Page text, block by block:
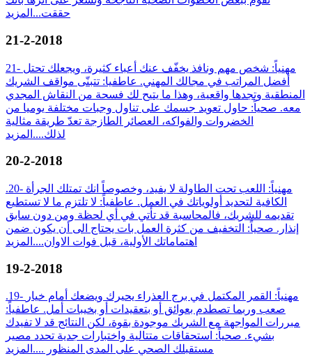
حققت... المزيد
21-2-2018
21- مهنياً: شخص مهم ونافذ يخفّف عنك أعباء كثيرة، ويجعلك تحتل
أفضل المراتب في مجالك المهني. عاطفيا: تتبنّى مواقف الشريك
المنطقية وتجدها واقعية، وهذا ما يتيح لك فسحة من النقاش المجدي
معه. صحياً: حاول تعويد جسمك على تناول وجبات مختلفة يوميا من
الخضروات والفواكه، العصائر الطازجة تعدّ طريقة مثالية
لذلك.... المزيد
20-2-2018
.20- مهنياً: اللعب تحت الطاولة لا يفيد، وخصوصاً انك تمتلك الجرأة
الكافية لتحديد أولوياتك في العمل. عاطفياً: لا تلتزم ما لا تستطيع
تقديمه للشريك، فالمحاسبة قد تأتي في أي لحظة ومن دون سابق
إنذار. صحياً: التخفيف من كثرة العمل بات يحتاج الى أن يكون ضمن
اهتماماتك الأولية، قبل فوات الاوان.... المزيد
19-2-2018
.19- مهنياً: القمر المكتمل في برج العذراء يحيرك ويضعك أمام خيار
صعب وربما تصطدم بعوائق أو بتعقيدات أو بخيبات أمل. عاطفياً:
مبررات المواجهة مع الشريك موجودة بقوة، لكن النتائج قد لا تفيدك
بشيء. صحياً: استحقاقات متتالية واختبارات جدية تحدد مصير
مستقبلك الصحي على المدى المنظور .... المزيد